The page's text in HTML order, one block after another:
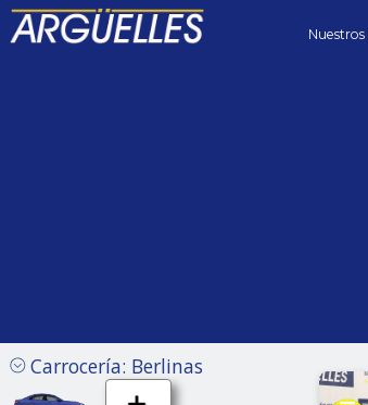
Nuestros
Carrocería: Berlinas